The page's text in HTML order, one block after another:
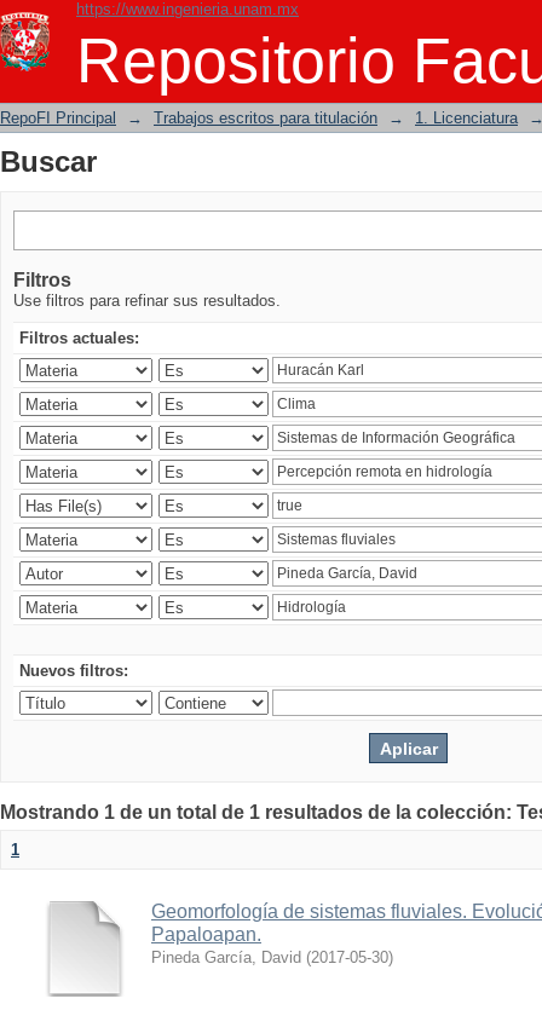
https://www.ingenieria.unam.mx
Repositorio
Buscar
RepoFI Principal → Trabajos escritos para titulación → 1. Licenciatura
Buscar
Filtros
Use filtros para refinar sus resultados.
Filtros actuales:
Nuevos filtros:
Mostrando 1 de un total de 1 resultados de la colección:
1
Geomorfología de sistemas fluviales.
Papaloapan.
Pineda García, David (2017-05-30)